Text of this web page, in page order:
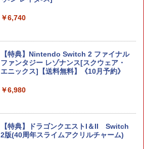
￥6,740
【特典】Nintendo Switch 2 ファイナル
ファンタジー レゾナンス[スクウェア・
エニックス]【送料無料】《10月予約》
￥6,980
【特典】ドラゴンクエストI＆II Switch
2版(40周年スライムアクリルチャーム)